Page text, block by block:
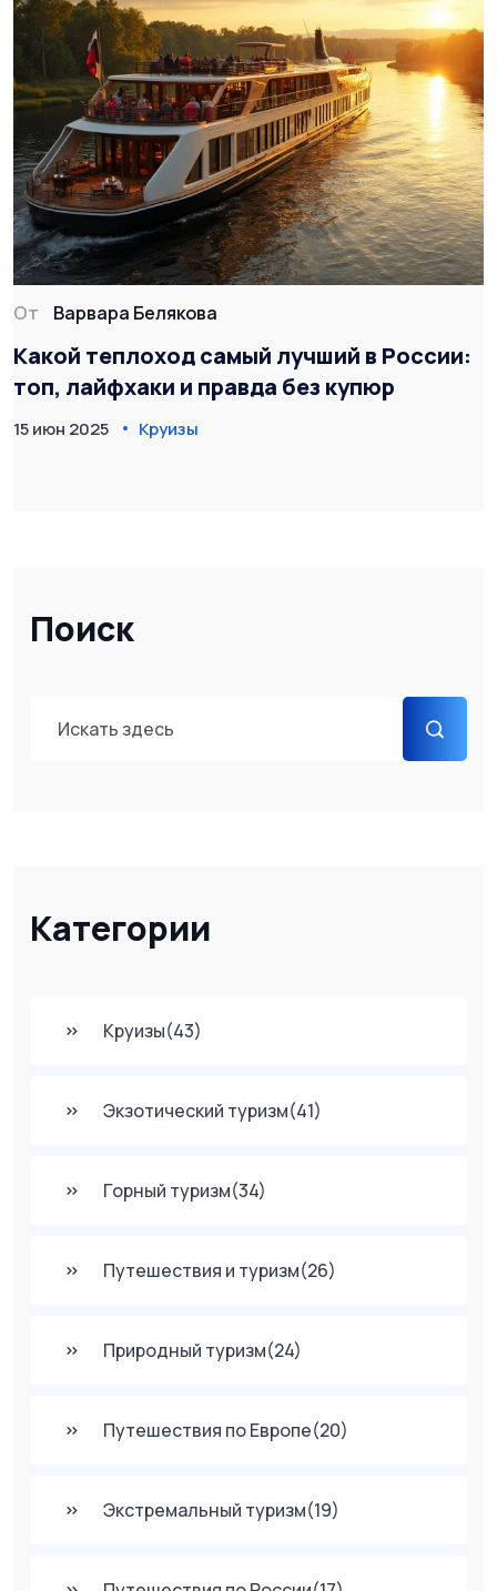
Поиск
Категории
Круизы(43)
Экзотический туризм(41)
Горный туризм(34)
Путешествия и туризм(26)
Природный туризм(24)
Путешествия по Европе(20)
Экстремальный туризм(19)
От Варвара Белякова
Какой теплоход самый лучший в России:
топ, лайфхаки и правда без купюр
15 июн 2025 Круизы